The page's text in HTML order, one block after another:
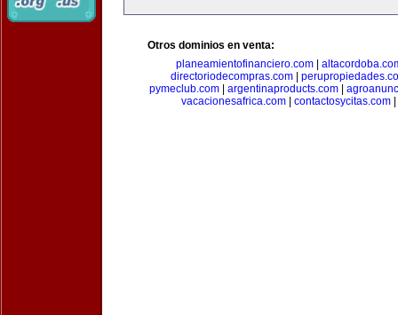
Otros dominios en venta:
planeamientofinanciero.com|
directoriodecompras.com|
pymeclub.com| argentinaproducts.com|
vacacionesafrica.com| contactosycitas.com|